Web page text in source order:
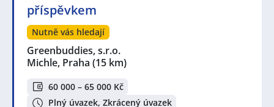
příspěvkem
Nutně vás hledají
Greenbuddies, s.r.o.
Michle, Praha (15 km)
60 000 – 65 000 Kč
Plný úvazek, Zkrácený úvazek